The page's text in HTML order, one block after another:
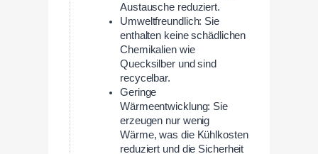
Austausche reduziert.
Umweltfreundlich: Sie
enthalten keine schädlichen
Chemikalien wie
Quecksilber und sind
recycelbar.
Geringe
Wärmeentwicklung: Sie
erzeugen nur wenig
Wärme, was die Kühlkosten
reduziert und die Sicherheit